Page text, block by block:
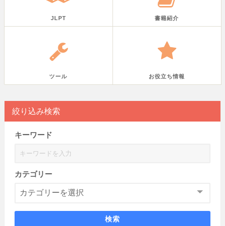
JLPT 書籍紹介
ツール お役立ち情報
絞り込み検索
キーワード
カテゴリー
検索